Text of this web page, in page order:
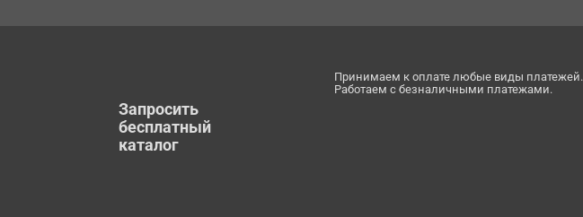
Запросить
бесплатный
каталог
Принимаем к оплате любые виды платежей.
Работаем с безналичными платежами.